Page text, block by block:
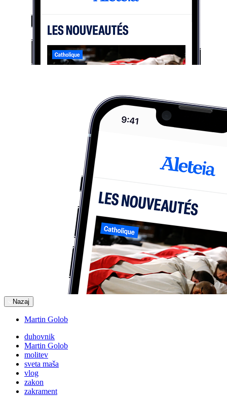
Nazaj
Martin Golob
duhovnik
Martin Golob
molitev
sveta maša
vlog
zakon
zakrament